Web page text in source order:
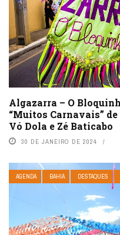
Algazarra – O
“Muitos Carnavais”
Vó Dola e Zé Baticabo
30 DE JANEIRO DE 2024
AGENDA BAHIA DESTAQUES